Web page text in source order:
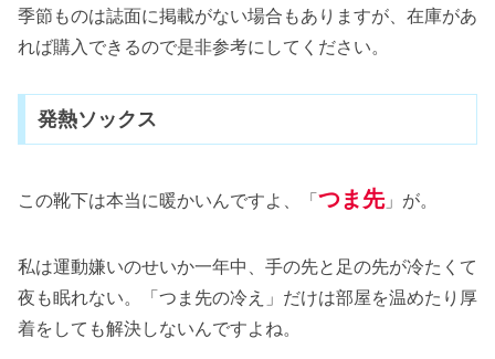
季節ものは誌面に掲載がない場合もありますが、在庫があ
れば購入できるので是非参考にしてください。
発熱ソックス
この靴下は本当に暖かいんですよ、「 つま先」が。
私は運動嫌いのせいか一年中、手の先と足の先が冷たくて
夜も眠れない。「つま先の冷え」だけは部屋を温めたり厚
着をしても解決しないんですよね。